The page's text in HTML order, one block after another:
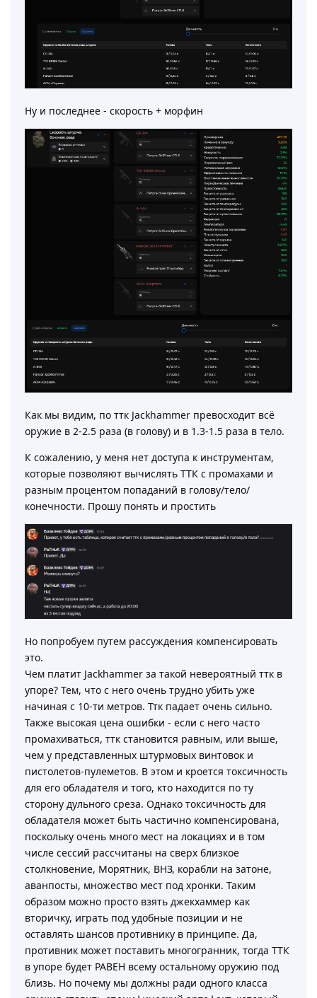
Ну и последнее - скорость + морфин
Как мы видим, по ттк Jackhammer превосходит всё
оружие в 2-2.5 раза (в голову) и в 1.3-1.5 раза в тело.
К сожалению, у меня нет доступа к инструментам,
которые позволяют вычислять ТТК с промахами и
разным процентом попаданий в голову/тело/
конечности. Прошу понять и простить
Но попробуем путем рассуждения компенсировать
это.
Чем платит Jackhammer за такой невероятный ттк в
упоре? Тем, что с него очень трудно убить уже
начиная с 10-ти метров. Ттк падает очень сильно.
Также высокая цена ошибки - если с него часто
промахиваться, ттк становится равным, или выше,
чем у представленных штурмовых винтовок и
пистолетов-пулеметов. В этом и кроется токсичность
для его обладателя и того, кто находится по ту
сторону дульного среза. Однако токсичность для
обладателя может быть частично компенсирована,
поскольку очень много мест на локациях и в том
числе сессий рассчитаны на сверх близкое
столкновение, Морятник, ВНЗ, корабли на затоне,
аванпосты, множество мест под хронки. Таким
образом можно просто взять джекхаммер как
вторичку, играть под удобные позиции и не
оставлять шансов противнику в принципе. Да,
противник может поставить многогранник, тогда ТТК
в упоре будет РАВЕН всему остальному оружию под
близь. Но почему мы должны ради одного класса